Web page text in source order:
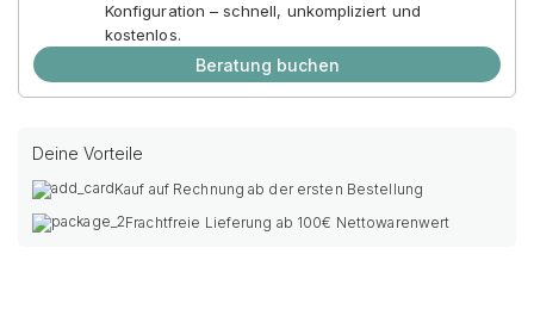
Konfiguration – schnell, unkompliziert und
kostenlos.
Beratung buchen
Deine Vorteile
Kauf auf Rechnung ab der ersten Bestellung
Frachtfreie Lieferung ab 100€ Nettowarenwert